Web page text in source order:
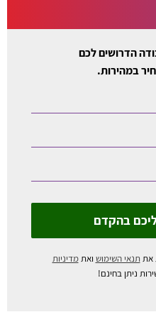
הדרושים לכם
במהירות.
בהקדם
את תנאי השימוש ואתמדיניות
ניתן בחינם!